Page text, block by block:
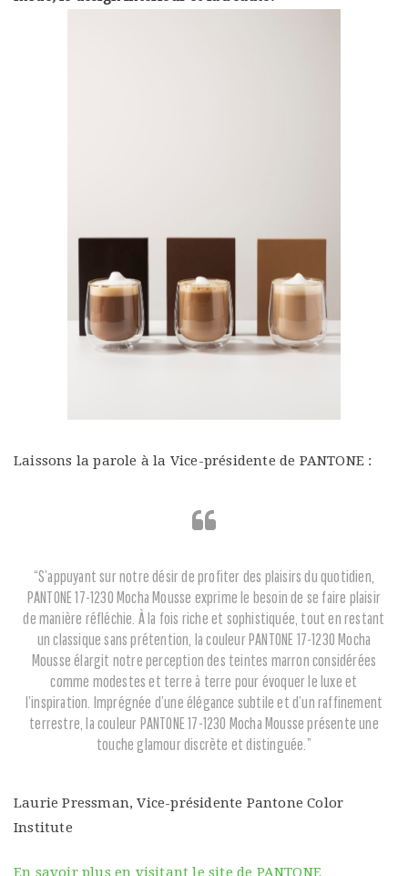
Laissons la parole à la Vice-présidente de PANTONE :
“S’appuyant sur notre désir de profiter des plaisirs du quotidien,
PANTONE 17-1230 Mocha Mousse exprime le besoin de se faire plaisir
de manière réfléchie. À la fois riche et sophistiquée, tout en restant
un classique sans prétention, la couleur PANTONE 17-1230 Mocha
Mousse élargit notre perception des teintes marron considérées
comme modestes et terre à terre pour évoquer le luxe et
l’inspiration. Imprégnée d’une élégance subtile et d’un raffinement
terrestre, la couleur PANTONE 17-1230 Mocha Mousse présente une
touche glamour discrète et distinguée.”
Laurie Pressman, Vice-présidente Pantone Color
Institute
En savoir plus en visitant le site de PANTONE